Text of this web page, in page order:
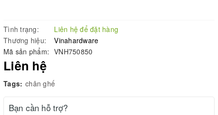
Tình trạng:
Liên hệ để đặt hàng
Thương hiệu:
Vinahardware
Mã sản phẩm: VNH750850
Liên hệ
Tags: chân ghế
Bạn cần hỗ trợ?